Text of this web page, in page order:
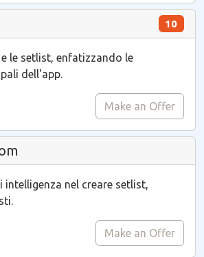
10
le setlist, enfatizzando le
dell'app.
Make an Offer
intelligenza nel creare setlist,
Make an Offer